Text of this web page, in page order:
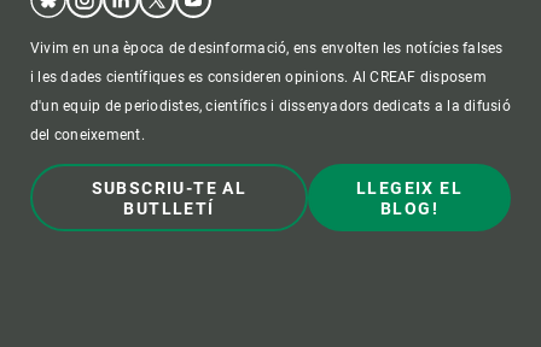
Vivim en una època de desinformació, ens envolten les notícies falses
i les dades científiques es consideren opinions. Al CREAF disposem
d'un equip de periodistes, científics i dissenyadors dedicats a la difusió
del coneixement.
SUBSCRIU-TE AL
BUTLLETÍ
LLEGEIX EL
BLOG!